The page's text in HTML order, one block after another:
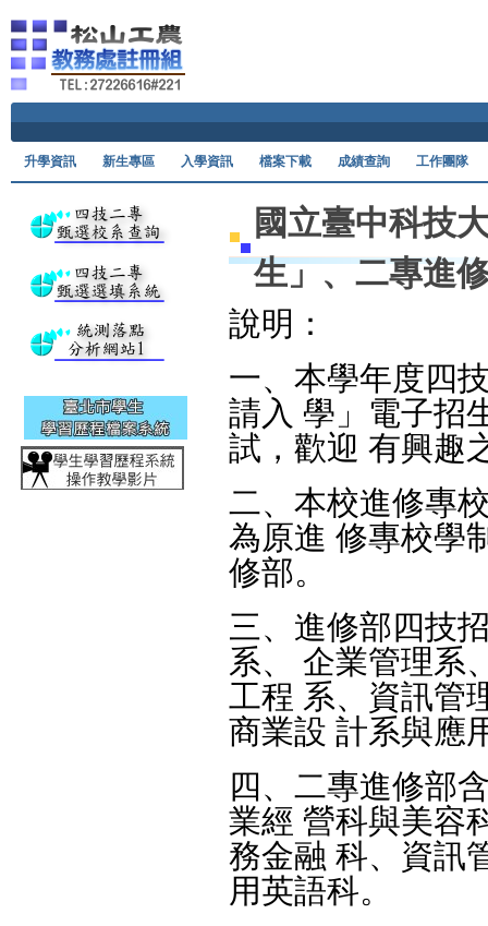
升學資訊 新生專區 入學資訊 檔案下載 成績查詢 工作團隊
國立臺中科技
生」、二專進
說明：
一、本學年度四
請入 學」電子招
試，歡迎 有興趣
二、本校進修專
為原進 修專校學
修部。
三、進修部四技
系、 企業管理系
工程 系、資訊管
商業設 計系與應
四、二專進修部
業經 營科與美容
務金融 科、資訊
用英語科。